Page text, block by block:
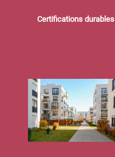
Certifications durables